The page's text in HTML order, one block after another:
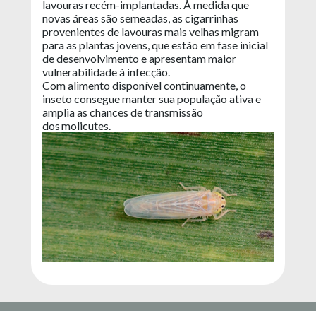
lavouras recém-implantadas. À medida que
novas áreas são semeadas, as cigarrinhas
provenientes de lavouras mais velhas migram
para as plantas jovens, que estão em fase inicial
de desenvolvimento e apresentam maior
vulnerabilidade à infecção.
Com alimento disponível continuamente, o
inseto consegue manter sua população ativa e
amplia as chances de transmissão
dos molicutes.